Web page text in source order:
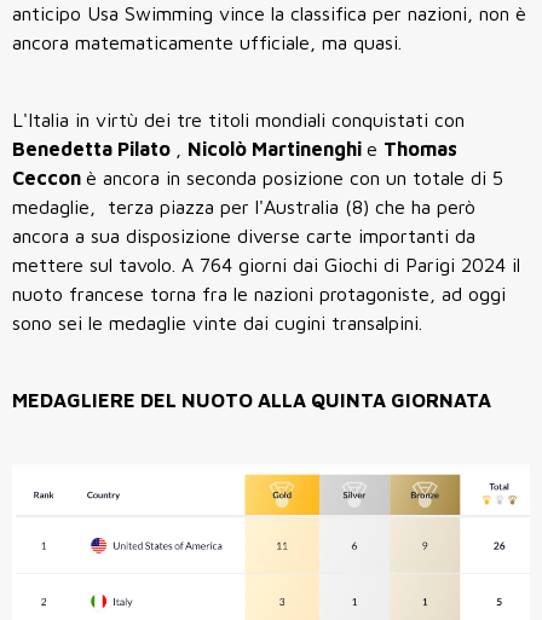
anticipo Usa Swimming vince la classifica per nazioni, non è
ancora matematicamente ufficiale, ma quasi.
L'Italia in virtù dei tre titoli mondiali conquistati con
Benedetta Pilato
Nicolò Martinenghi e Thomas
Ceccon è ancora in seconda posizione con un totale di 5
medaglie, terza piazza per l'Australia (8) che ha però
ancora a sua disposizione diverse carte importanti da
mettere sul tavolo. A 764 giorni dai Giochi di Parigi 2024 il
nuoto francese torna fra le nazioni protagoniste, ad oggi
sono sei le medaglie vinte dai cugini transalpini.
MEDAGLIERE DEL NUOTO ALLA QUINTA GIORNATA